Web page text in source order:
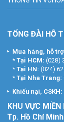
TỔNG ĐÀI HỖ
Mua hàng, hỗ
* Tại HCM: (028)
* Tại HN: (024)
* Tại Nha Trang:
Khiếu nại, CSKH:
KHU VỰC MIỀN
Tp. Hồ Chí Minh